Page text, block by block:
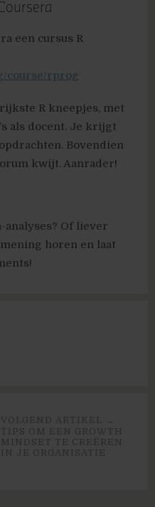
een cursus R
course/rprog
R kneepjes, met
als docent. Je krijgt
Bovendien
kwijt. Aanrader!
analyses? Of liever
horen en laat
VOLGEND ARTIKEL →
TIPS OM EEN GROWTH
MINDSET TE CREËREN
IN JE ORGANISATIE